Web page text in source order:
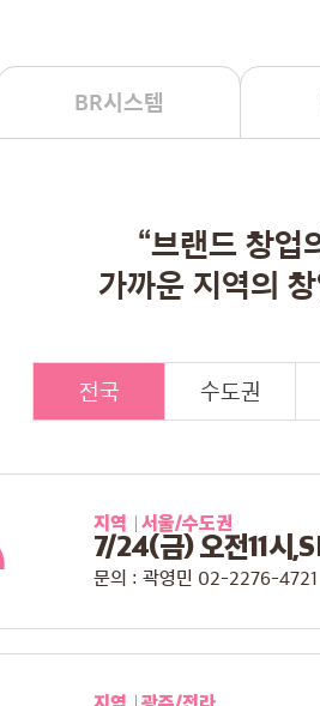
BR시스템
“브랜드 창업
가까운 지역의
전국 수도권
지역 서울/수도권
7/24(금) 오전11시
문의 : 곽영민 02-2276-4721